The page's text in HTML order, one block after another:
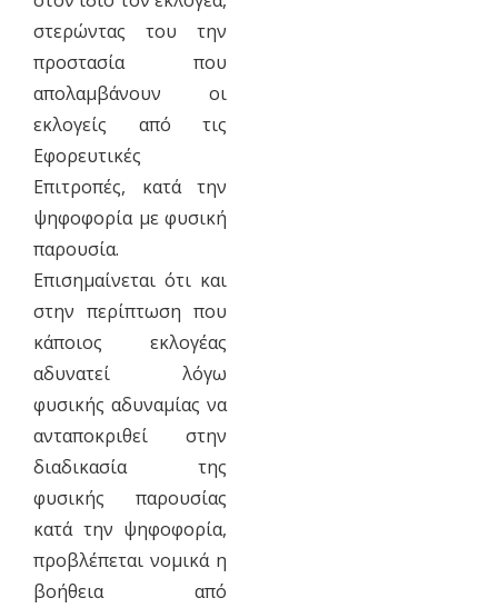
στερώντας του την
προστασία που
απολαμβάνουν οι
εκλογείς από τις
Εφορευτικές
Επιτροπές, κατά την
ψηφοφορία με φυσική
παρουσία.
Επισημαίνεται ότι και
στην περίπτωση που
κάποιος εκλογέας
αδυνατεί λόγω
φυσικής αδυναμίας να
ανταποκριθεί στην
διαδικασία της
φυσικής παρουσίας
κατά την ψηφοφορία,
προβλέπεται νομικά η
βοήθεια από